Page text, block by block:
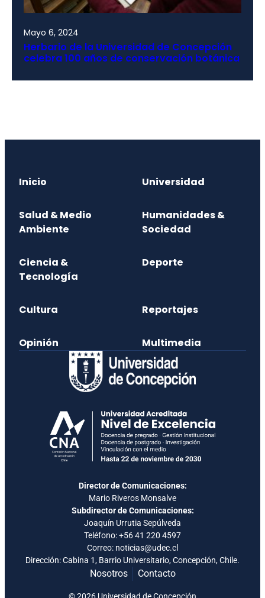
Mayo 6, 2024
Herbario de la Universidad de Concepción
celebra 100 años de conservación botánica
Inicio Universidad
Salud & Medio
Ambiente
Humanidades &
Sociedad
Ciencia &
Tecnología
Deporte
Cultura Reportajes
Opinión Multimedia
Director de Comunicaciones:
Mario Riveros Monsalve
Subdirector de Comunicaciones:
Joaquín Urrutia Sepúlveda
Teléfono:+56 41 220 4597
Correo: noticias@udec.cl
Dirección: Cabina 1, Barrio Universitario, Concepción, Chile.
Nosotros Contacto
© 2026 Universidad de Concepción